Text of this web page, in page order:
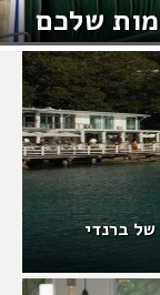
שלכם
ברנדי